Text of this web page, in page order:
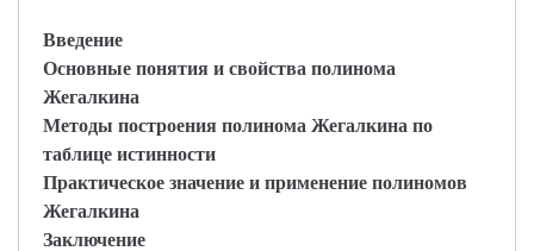
Введение
Основные понятия и свойства полинома
Жегалкина
Методы построения полинома Жегалкина по
таблице истинности
Практическое значение и применение полиномов
Жегалкина
Заключение